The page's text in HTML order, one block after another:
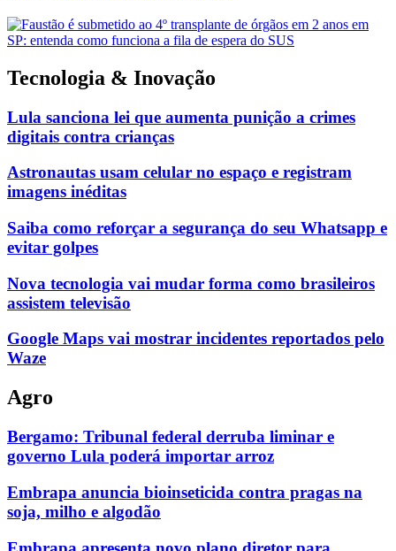
Tecnologia & Inovação
Lula sanciona lei que aumenta punição a crimes
digitais contra crianças
Astronautas usam celular no espaço e registram
imagens inéditas
Saiba como reforçar a segurança do seu Whatsapp e
evitar golpes
Nova tecnologia vai mudar forma como brasileiros
assistem televisão
Google Maps vai mostrar incidentes reportados pelo
Waze
Agro
Bergamo: Tribunal federal derruba liminar e
governo Lula poderá importar arroz
Embrapa anuncia bioinseticida contra pragas na
soja, milho e algodão